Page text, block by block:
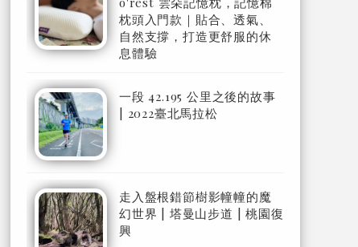
枕頭入門款｜貼合、透氣、
自然支撐，打造更舒服的休
息體驗
一段 42.195 公里之後的故事
| 2022臺北馬拉松
走入盤根錯節樹影幢幢的魔
幻世界 | 塔曼山步道 | 桃園復
興